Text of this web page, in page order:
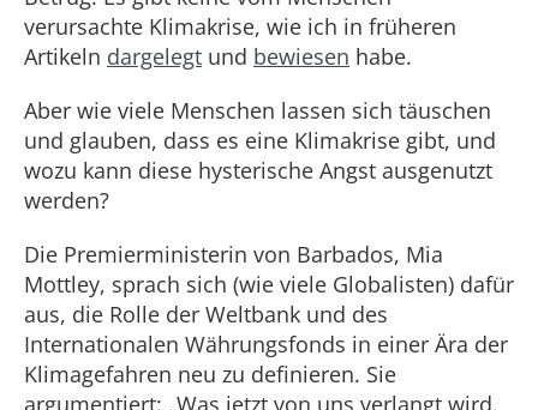
verursachte Klimakrise, wie ich in früheren
Artikeln dargelegt und bewiesen habe.
Aber wie viele Menschen lassen sich täuschen
und glauben, dass es eine Klimakrise gibt, und
wozu kann diese hysterische Angst ausgenutzt
werden?
Die Premierministerin von Barbados, Mia
Mottley, sprach sich (wie viele Globalisten) dafür
aus, die Rolle der Weltbank und des
Internationalen Währungsfonds in einer Ära der
Klimagefahren neu zu definieren. Sie
argumentiert: „Was jetzt von uns verlangt wird,